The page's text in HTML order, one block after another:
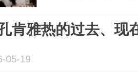
肯雅热的过去、现
05-19